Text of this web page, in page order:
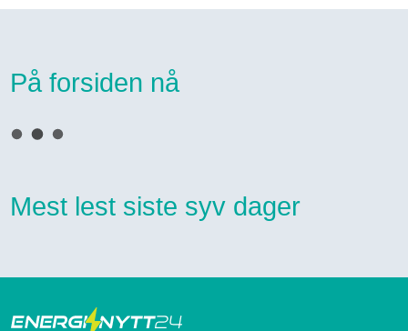
På forsiden nå
Mest lest siste syv dager